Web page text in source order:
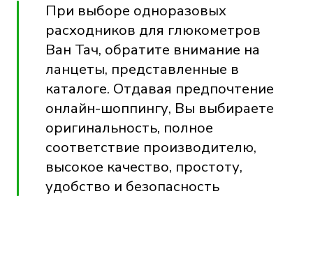
При выборе одноразовых
расходников для глюкометров
Ван Тач, обратите внимание на
ланцеты, представленные в
каталоге. Отдавая предпочтение
онлайн-шоппингу, Вы выбираете
оригинальность, полное
соответствие производителю,
высокое качество, простоту,
удобство и безопасность